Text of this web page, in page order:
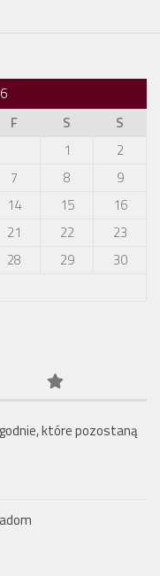
F S
S
1
2
7 8
9
14 15
16
21 22
23
28 29
30
które pozostaną